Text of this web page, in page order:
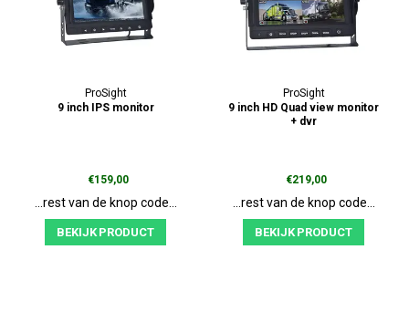
ProSight
9 inch IPS monitor
€159,00
...rest van de knop code...
BEKIJK PRODUCT
ProSight
9 inch HD Quad view monitor
+ dvr
€219,00
...rest van de knop code...
BEKIJK PRODUCT